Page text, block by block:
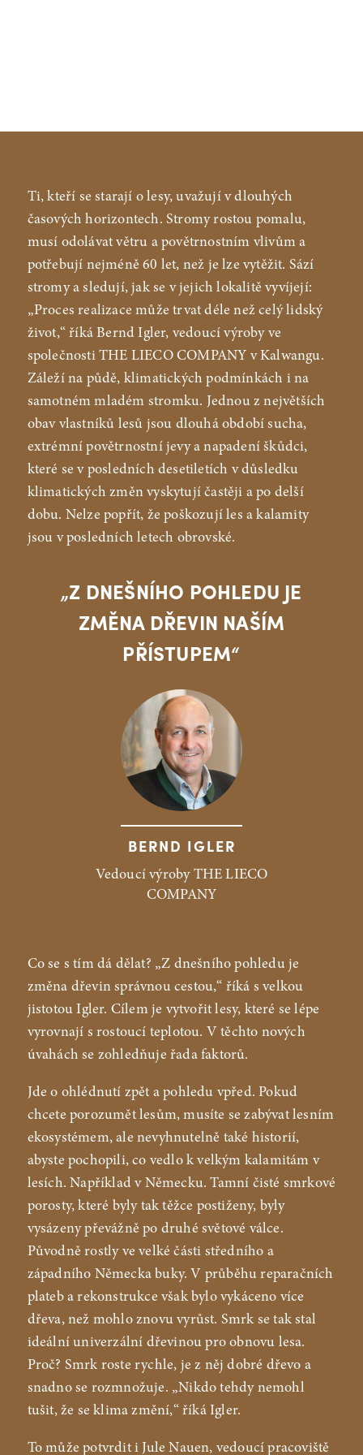
Ti, kteří se starají o lesy, uvažují v dlouhých
časových horizontech. Stromy rostou pomalu,
musí odolávat větru a povětrnostním vlivům a
potřebují nejméně 60 let, než je lze vytěžit. Sází
stromy a sledují, jak se v jejich lokalitě vyvíjejí:
„Proces realizace může trvat déle než celý lidský
život,“ říká Bernd Igler, vedoucí výroby ve
společnosti THE LIECO COMPANY v Kalwangu.
Záleží na půdě, klimatických podmínkách i na
samotném mladém stromku. Jednou z největších
obav vlastníků lesů jsou dlouhá období sucha,
extrémní povětrnostní jevy a napadení škůdci,
které se v posledních desetiletích v důsledku
klimatických změn vyskytují častěji a po delší
dobu. Nelze popřít, že poškozují les a kalamity
jsou v posledních letech obrovské.
„Z DNEŠNÍHO POHLEDU JE
ZMĚNA DŘEVIN NAŠÍM
PŘÍSTUPEM“
BERND IGLER
Vedoucí výroby THE LIECO
COMPANY
Co se s tím dá dělat? „Z dnešního pohledu je
změna dřevin správnou cestou,“ říká s velkou
jistotou Igler. Cílem je vytvořit lesy, které se lépe
vyrovnají s rostoucí teplotou. V těchto nových
úvahách se zohledňuje řada faktorů.
Jde o ohlédnutí zpět a pohledu vpřed. Pokud
chcete porozumět lesům, musíte se zabývat lesním
ekosystémem, ale nevyhnutelně také historií,
abyste pochopili, co vedlo k velkým kalamitám v
lesích. Například v Německu. Tamní čisté smrkové
porosty, které byly tak těžce postiženy, byly
vysázeny převážně po druhé světové válce.
Původně rostly ve velké části středního a
západního Německa buky. V průběhu reparačních
plateb a rekonstrukce však bylo vykáceno více
dřeva, než mohlo znovu vyrůst. Smrk se tak stal
ideální univerzální dřevinou pro obnovu lesa.
Proč? Smrk roste rychle, je z něj dobré dřevo a
snadno se rozmnožuje. „Nikdo tehdy nemohl
tušit, že se klima změní,“ říká Igler.
To může potvrdit i Jule Nauen, vedoucí pracoviště